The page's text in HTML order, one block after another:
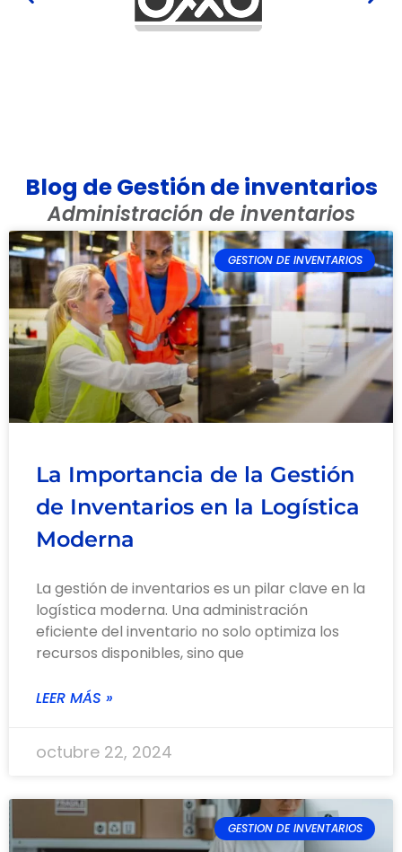
Blog de Gestión de inventarios
Administración de inventarios
GESTION DE INVENTARIOS
La Importancia de la Gestión
de Inventarios en la Logística
Moderna
La gestión de inventarios es un pilar clave en la
logística moderna. Una administración
eficiente del inventario no solo optimiza los
recursos disponibles, sino que
LEER MÁS »
octubre 22, 2024
GESTION DE INVENTARIOS